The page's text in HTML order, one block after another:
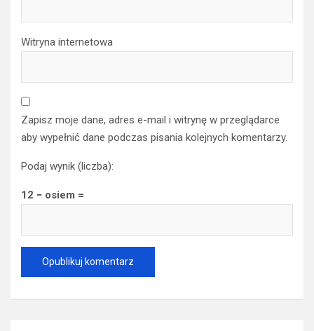
Witryna internetowa
Zapisz moje dane, adres e-mail i witrynę w przeglądarce
aby wypełnić dane podczas pisania kolejnych komentarzy.
Podaj wynik (liczba):
12 − osiem =